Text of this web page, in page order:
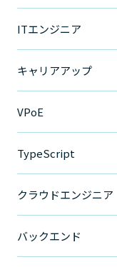
ITエンジニア
キャリアアップ
VPoE
TypeScript
クラウドエンジニア
バックエンド